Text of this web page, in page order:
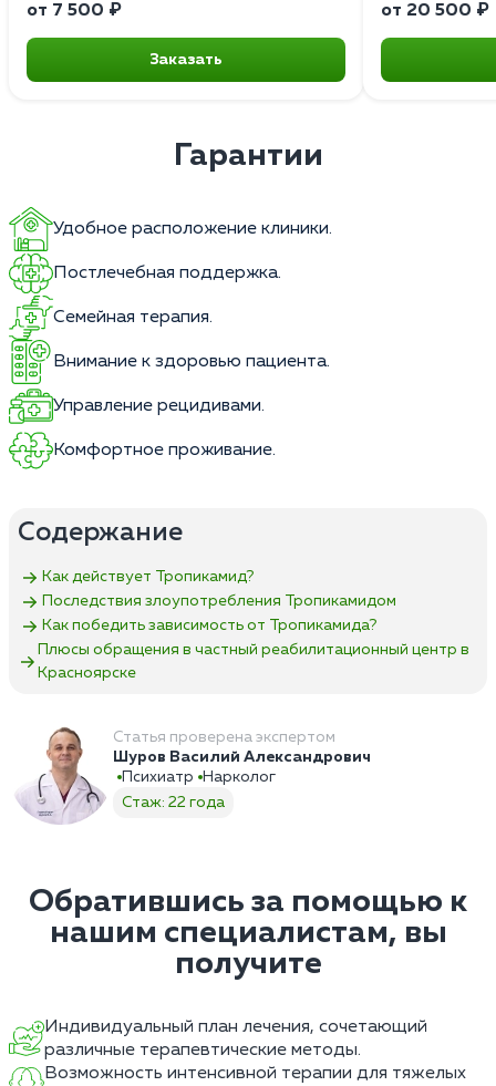
от 7 500 ₽
Заказать
от 20 500 ₽
Гарантии
Удобное расположение клиники.
Постлечебная поддержка.
Семейная терапия.
Внимание к здоровью пациента.
Управление рецидивами.
Комфортное проживание.
Содержание
Как действует Тропикамид?
Последствия злоупотребления Тропикамидом
Как победить зависимость от Тропикамида?
Плюсы обращения в частный реабилитационный центр в
Красноярске
Статья проверена экспертом
Шуров Василий Александрович
Психиатр
Нарколог
Стаж: 22 года
Обратившись за помощью к
нашим специалистам, вы
получите
Индивидуальный план лечения, сочетающий
различные терапевтические методы.
Возможность интенсивной терапии для тяжелых